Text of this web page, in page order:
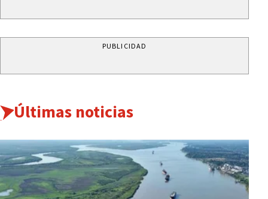
PUBLICIDAD
Últimas noticias